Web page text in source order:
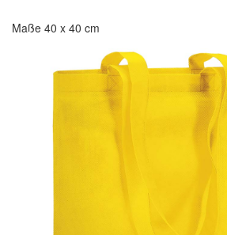
Maße 40 x 40 cm